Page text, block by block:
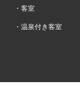
・客室
・温泉付き客室